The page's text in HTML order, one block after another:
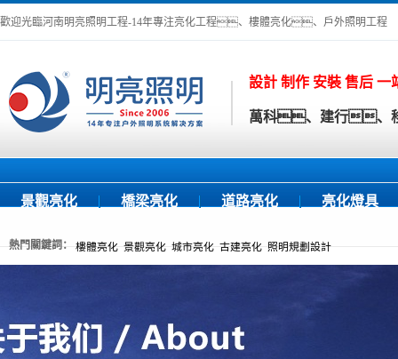
歡迎光臨河南明亮照明工程-14年專注亮化工程、樓體亮化、戶外照明工程
設計 制作 安裝 售后 一
萬科、建行、
景觀亮化 橋梁亮化 道路亮化 亮化燈具
熱門關鍵詞：